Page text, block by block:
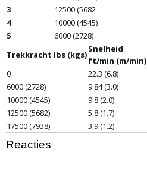
3
12500 (5682
4
10000 (4545)
5
6000 (2728)
Trekkracht lbs (kgs)
Snelheid
ft/min (m/min)
0
22.3 (6.8)
6000 (2728)
9.84 (3.0)
10000 (4545)
9.8 (2.0)
12500 (5682)
5.8 (1.7)
17500 (7938)
3.9 (1.2)
Reacties